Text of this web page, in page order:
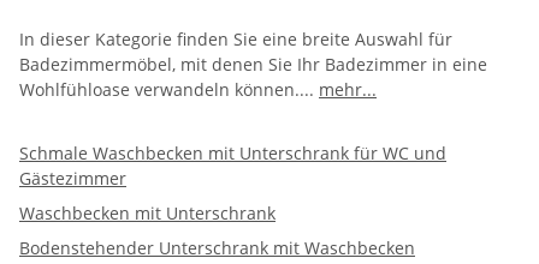
In dieser Kategorie finden Sie eine breite Auswahl für
Badezimmermöbel, mit denen Sie Ihr Badezimmer in eine
Wohlfühloase verwandeln können.... mehr...
Schmale Waschbecken mit Unterschrank für WC und
Gästezimmer
Waschbecken mit Unterschrank
Bodenstehender Unterschrank mit Waschbecken